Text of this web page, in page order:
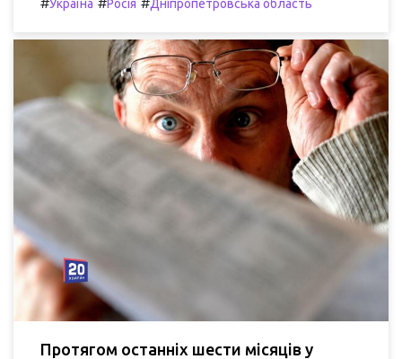
#Україна #Росія #Дніпропетровська область
Протягом останніх шести місяців у